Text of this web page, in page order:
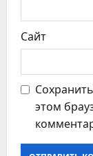
Сайт
этом